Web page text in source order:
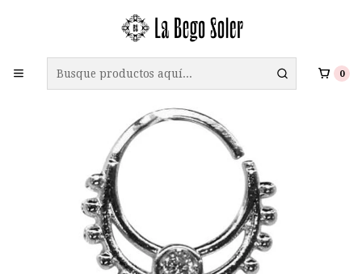
0
ENVÍO GRATIS A TODO CHILE EN COMPRAS SOBRE $69.990